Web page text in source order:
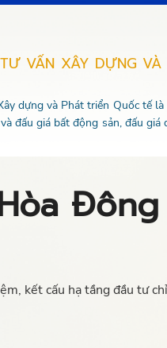
VẤN XÂY DỰNG VÀ
dựng và Phát triển Quốc tế
đấu giá bất động sản, đấu
kết cấu hạ tầng đầu tư